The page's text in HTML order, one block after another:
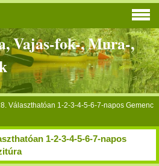
Vajas-fok-, Mura-,
Választhatóan 1-2-3-4-5-6-7-napos Gemenc
1-2-3-4-5-6-7-napos